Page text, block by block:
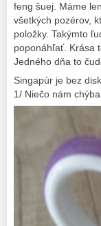
feng šuej. Máme
všetkých pozérov,
položky. Takýmto
poponáhľať. Krása
Jedného dňa to
Singapúr je bez
1/ Niečo nám